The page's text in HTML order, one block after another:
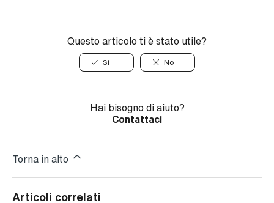
Questo articolo ti è stato utile?
Sí No
Hai bisogno di aiuto?
Contattaci
Torna in alto
Articoli correlati